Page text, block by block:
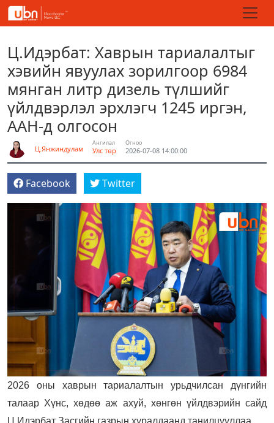
Ц.Идэрбат: Хаврын тариалалтыг
хэвийн явуулах зорилгоор 6984
мянган литр дизель түлшийг
үйлдвэрлэл эрхлэгч 1245 иргэн,
ААН-д олгосон
Ц.Янжиндулам
Ангилал
Улс төр
Огноо
2026-07-08 14:00:00
Facebook Twitter
2026 оны хаврын тариалалтын урьдчилсан дүнгийн
талаар Хүнс, хөдөө аж ахуй, хөнгөн үйлдвэрийн сайд
Ц.Идэрбат Засгийн газрын хуралдаанд танилцууллаа.